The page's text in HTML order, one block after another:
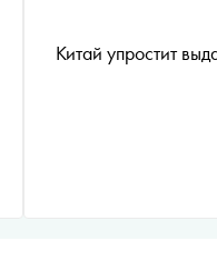
Китай упростит